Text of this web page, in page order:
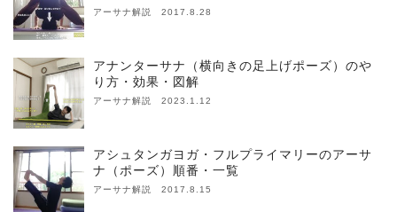
アーサナ解説 2017.8.28
アナンターサナ（横向きの足上げポーズ）のや
り方・効果・図解
アーサナ解説 2023.1.12
アシュタンガヨガ・フルプライマリーのアーサ
ナ（ポーズ）順番・一覧
アーサナ解説 2017.8.15